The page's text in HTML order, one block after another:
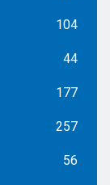
104
44
177
257
56